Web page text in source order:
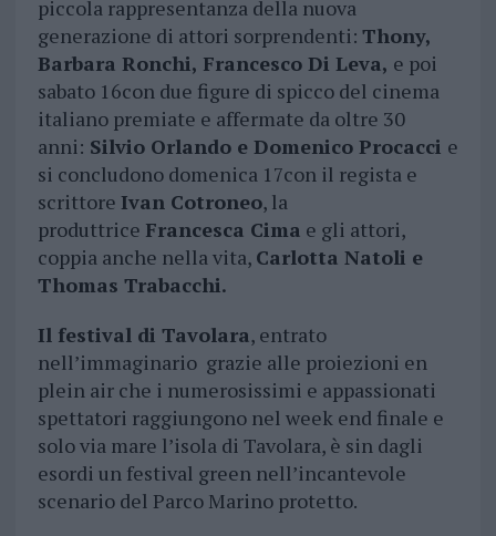
piccola rappresentanza della nuova
generazione di attori sorprendenti: Thony,
Barbara Ronchi, Francesco Di Leva, e poi
sabato 16con due figure di spicco del cinema
italiano premiate e affermate da oltre 30
anni: Silvio Orlando e Domenico Procacci e
si concludono domenica 17con il regista e
scrittore Ivan Cotroneo, la
produttrice Francesca Cima e gli attori,
coppia anche nella vita, Carlotta Natoli e
Thomas Trabacchi.
Il festival di Tavolara, entrato
nell’immaginario grazie alle proiezioni en
plein air che i numerosissimi e appassionati
spettatori raggiungono nel week end finale e
solo via mare l’isola di Tavolara, è sin dagli
esordi un festival green nell’incantevole
scenario del Parco Marino protetto.